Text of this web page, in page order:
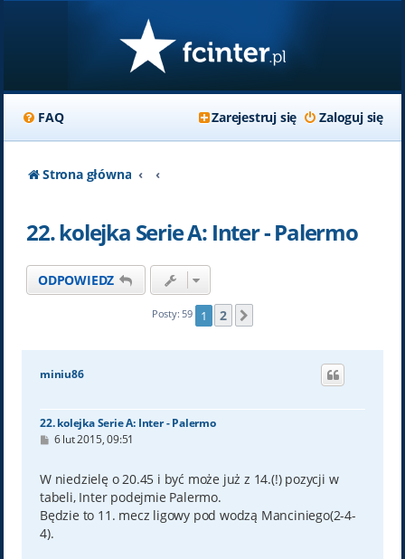
FAQ Zaloguj się
Zarejestruj się
Strona główna
22. kolejka Serie A: Inter - Palermo
ODPOWIEDZ
Posty: 59 1 2
miniu86
22. kolejka Serie A: Inter - Palermo
P
t
6 lut 2015, 09:51
W niedzielę o 20.45 i być może już z 14.(!) pozycji w
tabeli, Inter podejmie Palermo.
Będzie to 11. mecz ligowy pod wodzą Manciniego(2-4-
4).